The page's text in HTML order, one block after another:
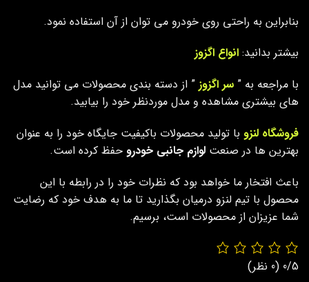
بنابراین به راحتی روی خودرو می توان از آن استفاده نمود.
بیشتر بدانید: انواع اگزوز
با مراجعه به ” سر اگزوز ” از دسته بندی محصولات می توانید مدل
های بیشتری مشاهده و مدل موردنظر خود را بیابید.
فروشگاه لنزو با تولید محصولات باکیفیت جایگاه خود را به عنوان
بهترین ها در صنعت لوازم جانبی خودرو حفظ کرده است.
باعث افتخار ما خواهد بود که نظرات خود را در رابطه با این
محصول با تیم لنزو درمیان بگذارید تا ما به هدف خود که رضایت
شما عزیزان از محصولات است، برسیم.
0/5 (0 نظر)